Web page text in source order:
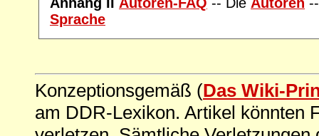
Sprache
Konzeptionsgemäß (Das Wiki-
am DDR-Lexikon. Artikel könnten